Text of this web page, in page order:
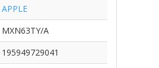
APPLE
MXN63TY/A
195949729041